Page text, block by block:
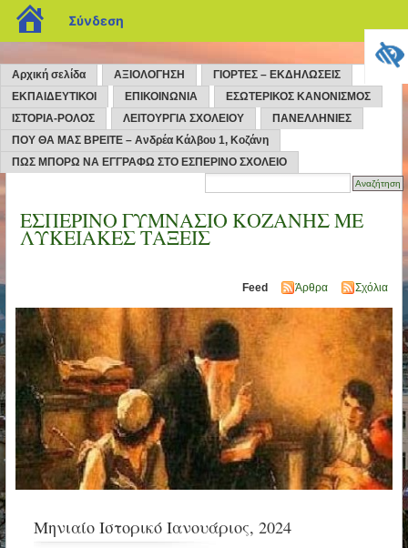
Αρχική σελίδα ΑΞΙΟΛΟΓΗΣΗ
ΓΙΟΡΤΕΣ – ΕΚΔΗΛΩΣΕΙΣ
ΕΚΠΑΙΔΕΥΤΙΚΟΙ
ΕΠΙΚΟΙΝΩΝΙΑ
ΕΣΩΤΕΡΙΚΟΣ ΚΑΝΟΝΙΣΜΟΣ
ΙΣΤΟΡΙΑ-ΡΟΛΟΣ
ΛΕΙΤΟΥΡΓΙΑ ΣΧΟΛΕΙΟΥ
ΠΑΝΕΛΛΗΝΙΕΣ
ΠΟΥ ΘΑ ΜΑΣ ΒΡΕΙΤΕ – Ανδρέα Κάλβου 1, Κοζάνη
ΠΩΣ ΜΠΟΡΩ ΝΑ ΕΓΓΡΑΦΩ ΣΤΟ ΕΣΠΕΡΙΝΟ ΣΧΟΛΕΙΟ
ΕΣΠΕΡΙΝΟ ΓΥΜΝΑΣΙΟ ΚΟΖΑΝΗΣ ΜΕ
ΛΥΚΕΙΑΚΕΣ ΤΑΞΕΙΣ
Feed Άρθρα Σχόλια
Μηνιαίο Ιστορικό Ιανουάριος, 2024
blogs.sch.gr
Σύνδεση